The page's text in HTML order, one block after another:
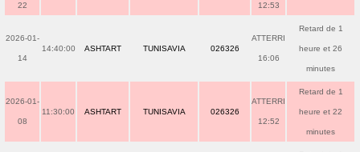
22 12:53
2026-01-
14
14:40:00 ASHTART TUNISAVIA 026326
ATTERRI
16:06
Retard de 1
heure et 26
minutes
2026-01-
08
11:30:00 ASHTART TUNISAVIA 026326
ATTERRI
12:52
Retard de 1
heure et 22
minutes